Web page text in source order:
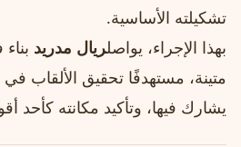
تشكيلته الأساسية.
بهذا الإجراء، يواصلريال مدريد
متينة، مستهدفًا تحقيق الألقاب
يشارك فيها، وتأكيد مكانته كأحد